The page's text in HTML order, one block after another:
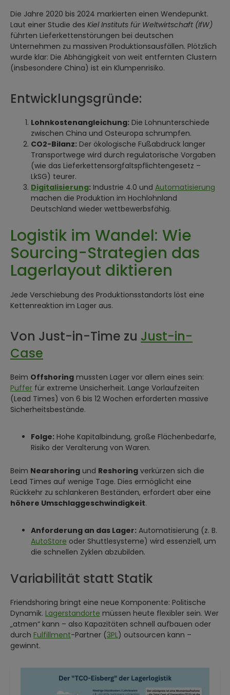
Die Jahre 2020 bis 2024 markierten einen Wendepunkt.
Laut einer Studie des Kiel Instituts für Weltwirtschaft (IfW)
führten Lieferkettenstörungen bei deutschen
Unternehmen zu massiven Produktionsausfällen. Plötzlich
wurde klar: Die Abhängigkeit von weit entfernten Clustern
(insbesondere China) ist ein Klumpenrisiko.
Entwicklungsgründe:
Lohnkostenangleichung: Die Lohnunterschiede
zwischen China und Osteuropa schrumpfen.
CO2-Bilanz: Der ökologische Fußabdruck langer
Transportwege wird durch regulatorische Vorgaben
(wie das Lieferkettensorgfaltspflichtengesetz –
LkSG) teurer.
Digitalisierung: Industrie 4.0 und Automatisierung
machen die Produktion im Hochlohnland
Deutschland wieder wettbewerbsfähig.
Logistik im Wandel: Wie
Sourcing-Strategien das
Lagerlayout diktieren
Jede Verschiebung des Produktionsstandorts löst eine
Kettenreaktion im Lager aus.
Von Just-in-Time zu Just-in-
Case
Beim Offshoring mussten Lager vor allem eines sein:
Puffer für extreme Unsicherheit. Lange Vorlaufzeiten
(Lead Times) von 6 bis 12 Wochen erforderten massive
Sicherheitsbestände.
Folge: Hohe Kapitalbindung, große Flächenbedarfe,
Risiko der Veralterung von Waren.
Beim Nearshoring und Reshoring verkürzen sich die
Lead Times auf wenige Tage. Dies ermöglicht eine
Rückkehr zu schlankeren Beständen, erfordert aber eine
höhere Umschlaggeschwindigkeit.
Anforderung an das Lager: Automatisierung (z. B.
AutoStore oder Shuttlesysteme) wird essenziell, um
die schnellen Zyklen abzubilden.
Variabilität statt Statik
Friendshoring bringt eine neue Komponente: Politische
Dynamik. Lagerstandorte müssen heute flexibler sein. Wer
„atmen“ kann – also Kapazitäten schnell aufbauen oder
durch Fulfillment-Partner (3PL) outsourcen kann –
gewinnt.